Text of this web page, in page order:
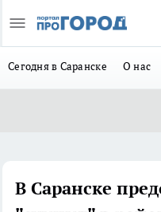
Сегодня в Саранске О нас
В Саранске